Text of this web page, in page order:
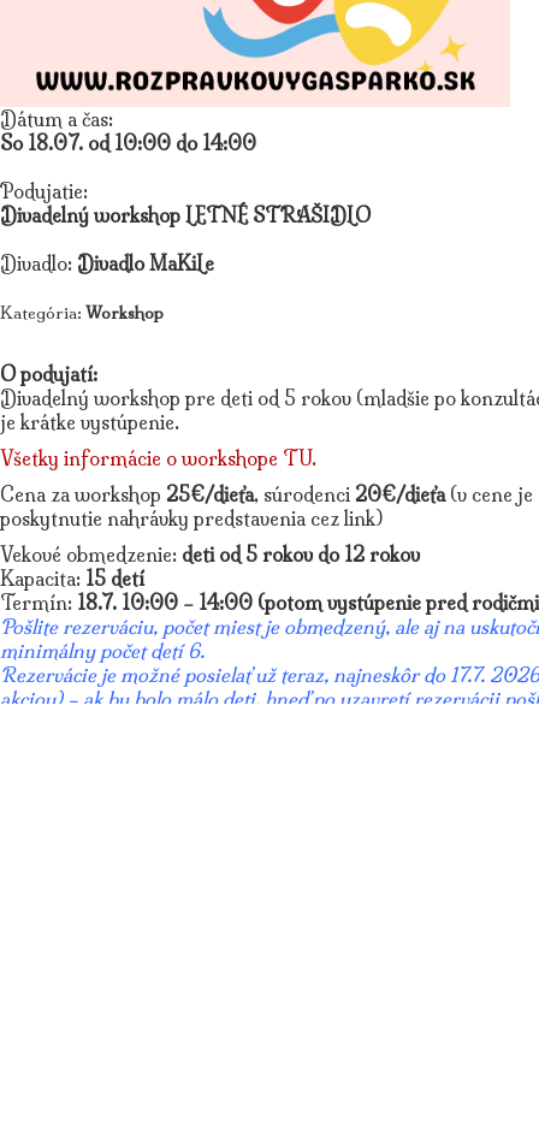
Dátum a čas:
So 18.07. od 10:00 do 14:00
Podujatie:
Divadelný workshop LETNÉ STRAŠIDLO
Divadlo: Divadlo MaKiLe
Kategória: Workshop
O podujatí:
Divadelný workshop pre deti od 5 rokov (mladšie po
je krátke vystúpenie.
Všetky informácie o workshope TU.
Cena za workshop 25€/dieťa, súrodenci 20€/dieťa(v cene je
poskytnutie nahrávky predstavenia cez link)
Vekové obmedzenie: deti od 5 rokov do 12 rokov
Kapacita: 15 detí
Termín: 18.7. 10:00 – 14:00 (potom vystúpenie pred
Pošlite rezerváciu, počet miest je obmedzený, ale aj na
minimálny počet detí 6.
Rezervácie je možné posielať už teraz, najneskôr do 17.7.
akciou) – ak by bolo málo deti, hneď po uzavretí rezervácii